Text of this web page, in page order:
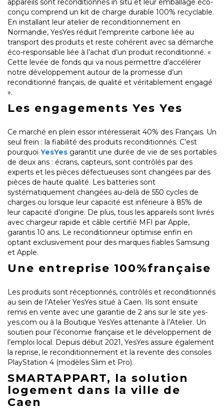
appareils sont reconditionnés in situ et leur emballage éco-
conçu comprend un kit de charge durable 100% recyclable.
En installant leur atelier de reconditionnement en
Normandie, YesYes réduit l’empreinte carbone liée au
transport des produits et reste cohérent avec sa démarche
éco-responsable liée à l’achat d’un produit reconditionné. «
Cette levée de fonds qui va nous permettre d’accélérer
notre développement autour de la promesse d’un
reconditionné français, de qualité et véritablement engagé
».
Les engagements Yes Yes
Ce marché en plein essor intéresserait 40% des Français. Un
seul frein : la fiabilité des produits reconditionnés. C’est
pourquoi YesYes garantit une durée de vie de ses portables
de deux ans : écrans, capteurs, sont contrôlés par des
experts et les pièces défectueuses sont changées par des
pièces de haute qualité. Les batteries sont
systématiquement changées au-delà de 550 cycles de
charges ou lorsque leur capacité est inférieure à 85% de
leur capacité d’origine. De plus, tous les appareils sont livrés
avec chargeur rapide et câble certifié MFI par Apple,
garantis 10 ans. Le reconditionneur optimise enfin en
optant exclusivement pour des marques fiables Samsung
et Apple.
Une entreprise 100%française
Les produits sont réceptionnés, contrôlés et reconditionnés
au sein de l’Atelier YesYes situé à Caen. Ils sont ensuite
remis en vente avec une garantie de 2 ans sur le site yes-
yes.com ou à la Boutique YesYes attenante à l’Atelier. Un
soutien pour l’économie française et le développement de
l’emploi local. Depuis début 2021, YesYes assure également
la reprise, le reconditionnement et la revente des consoles
PlayStation 4 (modèles Slim et Pro).
SMARTAPPART, la solution
logement dans la ville de
Caen